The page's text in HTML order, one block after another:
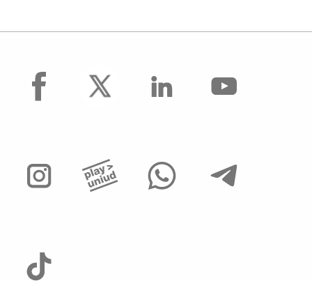
facebook